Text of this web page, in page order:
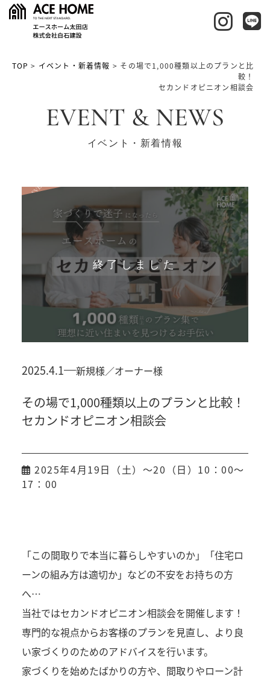
TOP > イベント・新着情報 > その場で1,000種類以上のプランと比
較！
セカンドオピニオン相談会
EVENT & NEWS
イベント・新着情報
終了しました
EVENT
2025.4.1 新規様 オーナー様
その場で1,000種類以上のプランと比較！
セカンドオピニオン相談会
2025年4月19日（土）～20（日）10：00～
17：00
「この間取りで本当に暮らしやすいのか」「住宅ロ
ーンの組み方は適切か」などの不安をお持ちの方
へ…
当社ではセカンドオピニオン相談会を開催します！
専門的な視点からお客様のプランを見直し、より良
い家づくりのためのアドバイスを行います。
家づくりを始めたばかりの方や、間取りやローン計